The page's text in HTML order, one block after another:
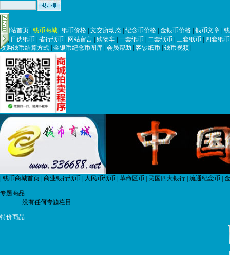
|网站首页 钱币商城 纸币价格 文交所动态 纪念币价格 金银币价格 钱币文章
币| 日伪纸币 省行纸币 网站留言 购物车 一套纸币 二套纸币 三套纸币
四套纸币
收购钱币结算方式 金银币纪念币图库 会员帮助 客钞纸币 钱币视频
钱币商城首页 商业银行纸币 人民币纸币 革命区币 民国四大银行 流通纪念币
专题商品
没有任何专题栏目
特价商品